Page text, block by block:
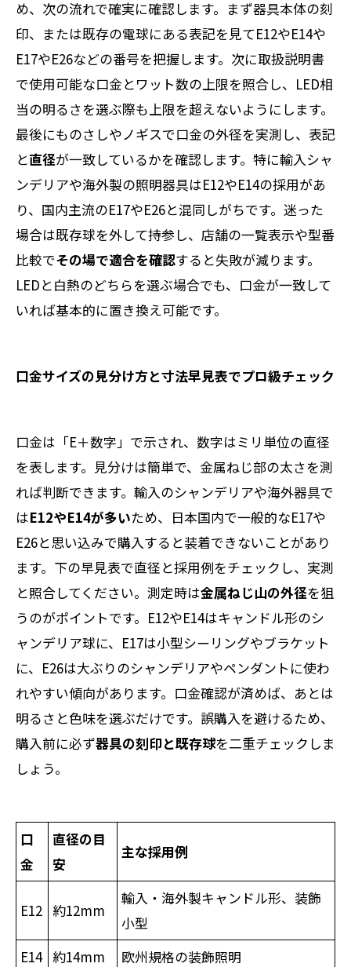
め、次の流れで確実に確認します。まず器具本体の刻
印、または既存の電球にある表記を見てE12やE14や
E17やE26などの番号を把握します。次に取扱説明書
で使用可能な口金とワット数の上限を照合し、LED相
当の明るさを選ぶ際も上限を超えないようにします。
最後にものさしやノギスで口金の外径を実測し、表記
と直径が一致しているかを確認します。特に輸入シャ
ンデリアや海外製の照明器具はE12やE14の採用があ
り、国内主流のE17やE26と混同しがちです。迷った
場合は既存球を外して持参し、店舗の一覧表示や型番
比較でその場で適合を確認すると失敗が減ります。
LEDと白熱のどちらを選ぶ場合でも、口金が一致して
いれば基本的に置き換え可能です。
口金サイズの見分け方と寸法早見表でプロ級チェック
口金は「E＋数字」で示され、数字はミリ単位の直径
を表します。見分けは簡単で、金属ねじ部の太さを測
れば判断できます。輸入のシャンデリアや海外器具で
はE12やE14が多いため、日本国内で一般的なE17や
E26と思い込みで購入すると装着できないことがあり
ます。下の早見表で直径と採用例をチェックし、実測
と照合してください。測定時は金属ねじ山の外径を狙
うのがポイントです。E12やE14はキャンドル形のシ
ャンデリア球に、E17は小型シーリングやブラケット
に、E26は大ぶりのシャンデリアやペンダントに使わ
れやすい傾向があります。口金確認が済めば、あとは
明るさと色味を選ぶだけです。誤購入を避けるため、
購入前に必ず器具の刻印と既存球を二重チェックしま
しょう。
口
金
直径の目
安
主な採用例
E12 約12mm
輸入・海外製キャンドル形、装飾
小型
E14 約14mm
欧州規格の装飾照明